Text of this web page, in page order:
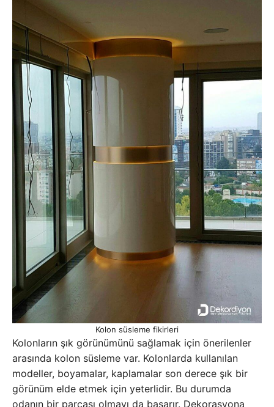
Kolon süsleme fikirleri
Kolonların şık görünümünü sağlamak için önerilenler
arasında kolon süsleme var. Kolonlarda kullanılan
modeller, boyamalar, kaplamalar son derece şık bir
görünüm elde etmek için yeterlidir. Bu durumda
odanın bir parçası olmayı da başarır. Dekorasyona